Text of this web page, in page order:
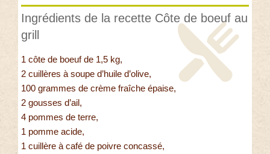
Ingrédients de la recette Côte de boeuf au
grill
1 côte de boeuf de 1,5 kg,
2 cuillères à soupe d’huile d’olive,
100 grammes de crème fraîche épaise,
2 gousses d’ail,
4 pommes de terre,
1 pomme acide,
1 cuillère à café de poivre concassé,